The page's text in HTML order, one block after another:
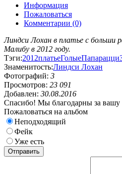
Информация
Пожаловаться
Комментарии (0)
Линдси Лохан в платье с больши
Малибу в 2012 году.
Тэги:2012платьеГолыеПапарацци
Знаменитость:Линдси Лохан
Фотографий: 3
Просмотров: 23 091
Добавлен: 30.08.2016
Спасибо! Мы благодарны за
Пожаловаться на альбом
Неподходящий
Фейк
Уже есть